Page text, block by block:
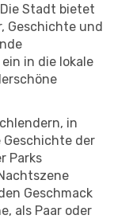
Stadt bietet
Geschichte und
in die lokale
in
Geschichte der
Parks
Geschmack
als Paar oder